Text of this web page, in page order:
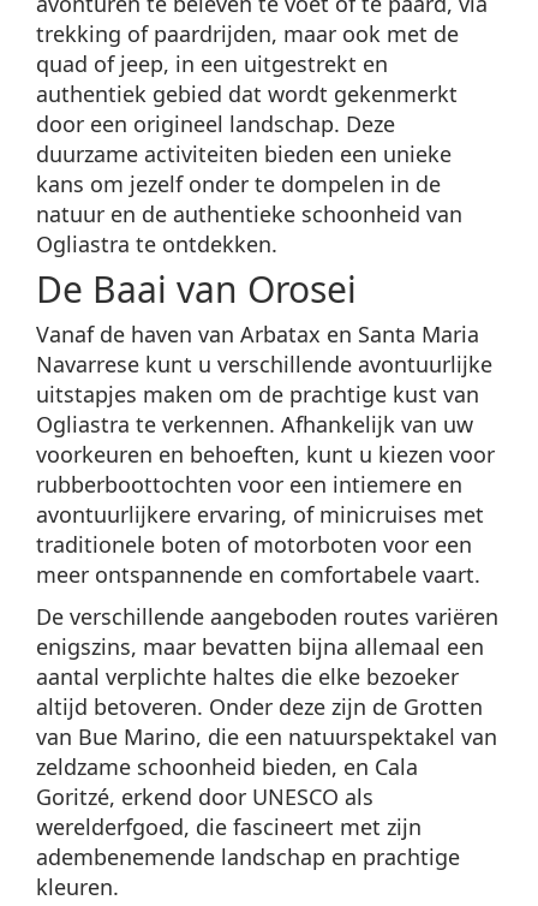
trekking of paardrijden, maar ook met de
quad of jeep, in een uitgestrekt en
authentiek gebied dat wordt gekenmerkt
door een origineel landschap. Deze
duurzame activiteiten bieden een unieke
kans om jezelf onder te dompelen in de
natuur en de authentieke schoonheid van
Ogliastra te ontdekken.
De Baai van Orosei
Vanaf de haven van Arbatax en Santa Maria
Navarrese kunt u verschillende avontuurlijke
uitstapjes maken om de prachtige kust van
Ogliastra te verkennen. Afhankelijk van uw
voorkeuren en behoeften, kunt u kiezen voor
rubberboottochten voor een intiemere en
avontuurlijkere ervaring, of minicruises met
traditionele boten of motorboten voor een
meer ontspannende en comfortabele vaart.
De verschillende aangeboden routes variëren
enigszins, maar bevatten bijna allemaal een
aantal verplichte haltes die elke bezoeker
altijd betoveren. Onder deze zijn de Grotten
van Bue Marino, die een natuurspektakel van
zeldzame schoonheid bieden, en Cala
Goritzé, erkend door UNESCO als
werelderfgoed, die fascineert met zijn
adembenemende landschap en prachtige
kleuren.